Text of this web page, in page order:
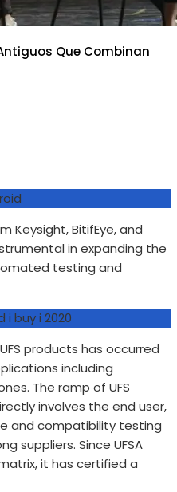
Que Combinan
Keysight, BitifEye, and
in expanding the
testing and
i buy i 2020
products has occurred
including
The ramp of UFS
involves the end user,
and compatibility testing
suppliers. Since UFSA
it has certified a